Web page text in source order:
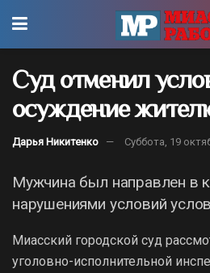
Суд отменил
осуждение
Дарья Никитенко Суббота, 19
Мужчина был направлен в
нарушениями условий
Миасский городской суд
уголовно-исполнительной